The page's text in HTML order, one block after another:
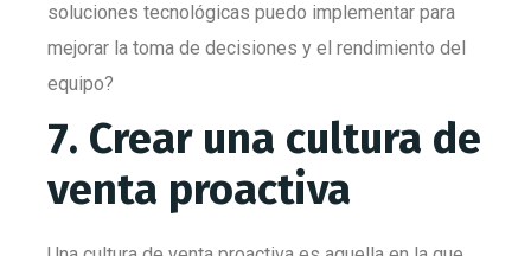
soluciones tecnológicas puedo implementar para
mejorar la toma de decisiones y el rendimiento del
equipo?
7. Crear una cultura de
venta proactiva